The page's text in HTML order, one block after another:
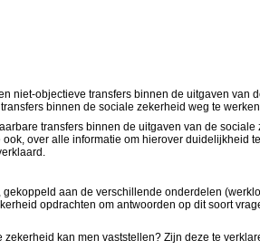
objectieve transfers binnen de uitgaven
binnen de sociale zekerheid weg te
transfers binnen de uitgaven van de
over alle informatie om hierover duidelijkheid
aan de verschillende onderdelen
opdrachten om antwoorden op dit soort
kan men vaststellen? Zijn deze te